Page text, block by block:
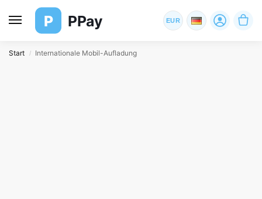
P PPay EUR
Start / Internationale Mobil-Aufladung